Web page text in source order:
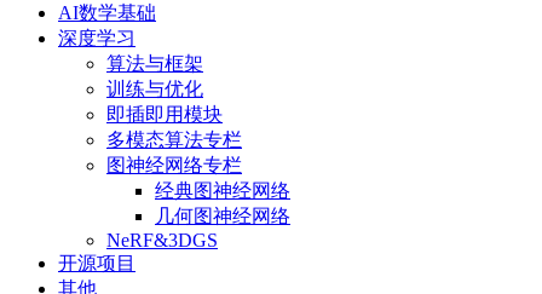
AI数学基础
深度学习
算法与框架
训练与优化
即插即用模块
多模态算法专栏
图神经网络专栏
经典图神经网络
几何图神经网络
NeRF&3DGS
开源项目
其他